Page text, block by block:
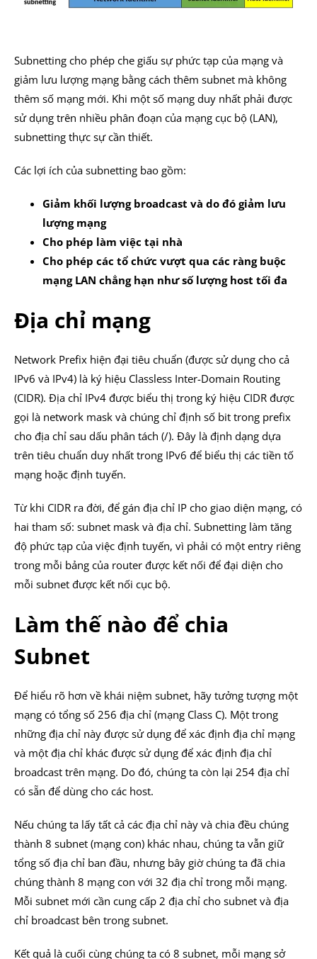
Subnetting cho phép che giấu sự phức tạp của mạng và
giảm lưu lượng mạng bằng cách thêm subnet mà không
thêm số mạng mới. Khi một số mạng duy nhất phải được
sử dụng trên nhiều phân đoạn của mạng cục bộ (LAN),
subnetting thực sự cần thiết.
Các lợi ích của subnetting bao gồm:
Giảm khối lượng broadcast và do đó giảm lưu
lượng mạng
Cho phép làm việc tại nhà
Cho phép các tổ chức vượt qua các ràng buộc
mạng LAN chẳng hạn như số lượng host tối đa
Địa chỉ mạng
Network Prefix hiện đại tiêu chuẩn (được sử dụng cho cả
IPv6 và IPv4) là ký hiệu Classless Inter-Domain Routing
(CIDR). Địa chỉ IPv4 được biểu thị trong ký hiệu CIDR được
gọi là network mask và chúng chỉ định số bit trong prefix
cho địa chỉ sau dấu phân tách (/). Đây là định dạng dựa
trên tiêu chuẩn duy nhất trong IPv6 để biểu thị các tiền tố
mạng hoặc định tuyến.
Từ khi CIDR ra đời, để gán địa chỉ IP cho giao diện mạng, có
hai tham số: subnet mask và địa chỉ. Subnetting làm tăng
độ phức tạp của việc định tuyến, vì phải có một entry riêng
trong mỗi bảng của router được kết nối để đại diện cho
mỗi subnet được kết nối cục bộ.
Làm thế nào để chia
Subnet
Để hiểu rõ hơn về khái niệm subnet, hãy tưởng tượng một
mạng có tổng số 256 địa chỉ (mạng Class C). Một trong
những địa chỉ này được sử dụng để xác định địa chỉ mạng
và một địa chỉ khác được sử dụng để xác định địa chỉ
broadcast trên mạng. Do đó, chúng ta còn lại 254 địa chỉ
có sẵn để dùng cho các host.
Nếu chúng ta lấy tất cả các địa chỉ này và chia đều chúng
thành 8 subnet (mạng con) khác nhau, chúng ta vẫn giữ
tổng số địa chỉ ban đầu, nhưng bây giờ chúng ta đã chia
chúng thành 8 mạng con với 32 địa chỉ trong mỗi mạng.
Mỗi subnet mới cần cung cấp 2 địa chỉ cho subnet và địa
chỉ broadcast bên trong subnet.
Kết quả là cuối cùng chúng ta có 8 subnet, mỗi mạng sở